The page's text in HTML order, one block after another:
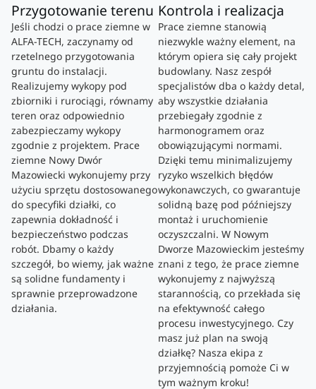
Przygotowanie terenu
Jeśli chodzi o prace ziemne w
ALFA-TECH, zaczynamy od
rzetelnego przygotowania
gruntu do instalacji.
Realizujemy wykopy pod
zbiorniki i rurociągi, równamy
teren oraz odpowiednio
zabezpieczamy wykopy
zgodnie z projektem. Prace
ziemne Nowy Dwór
Mazowiecki wykonujemy przy
użyciu sprzętu dostosowanego
do specyfiki działki, co
zapewnia dokładność i
bezpieczeństwo podczas
robót. Dbamy o każdy
szczegół, bo wiemy, jak ważne
są solidne fundamenty i
sprawnie przeprowadzone
działania.
Kontrola i realizacja
Prace ziemne stanowią
niezwykle ważny element, na
którym opiera się cały projekt
budowlany. Nasz zespół
specjalistów dba o każdy detal,
aby wszystkie działania
przebiegały zgodnie z
harmonogramem oraz
obowiązującymi normami.
Dzięki temu minimalizujemy
ryzyko wszelkich błędów
wykonawczych, co gwarantuje
solidną bazę pod późniejszy
montaż i uruchomienie
oczyszczalni. W Nowym
Dworze Mazowieckim jesteśmy
znani z tego, że prace ziemne
wykonujemy z najwyższą
starannością, co przekłada się
na efektywność całego
procesu inwestycyjnego. Czy
masz już plan na swoją
działkę? Nasza ekipa z
przyjemnością pomoże Ci w
tym ważnym kroku!